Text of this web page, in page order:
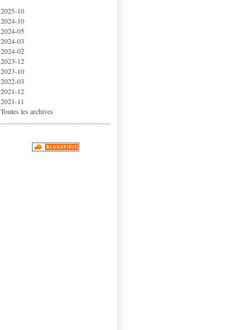
2025-10
2024-10
2024-05
2024-03
2024-02
2023-12
2023-10
2022-03
2021-12
2021-11
Toutes les archives